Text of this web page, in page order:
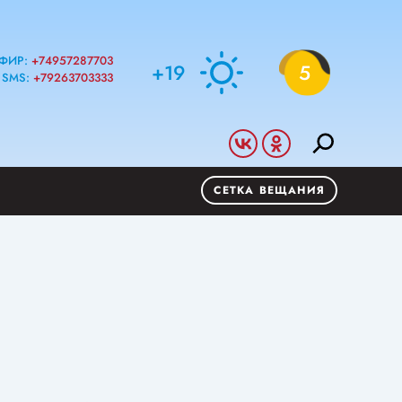
+74957287703
SMS: +79263703333 +19 5
СЕТКА ВЕЩАНИЯ